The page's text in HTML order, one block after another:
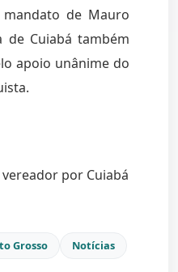
de Mauro
de Cuiabá também
apoio unânime do
vereador por Cuiabá
Grosso Notícias